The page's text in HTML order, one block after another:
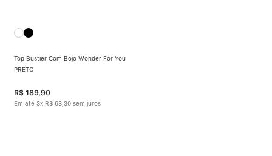
Top Bustier Com Bojo Wonder For You
PRETO
R$ 189,90
Em até 3x R$ 63 30 sem juros